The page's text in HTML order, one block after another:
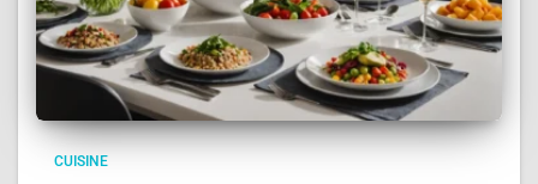
CUISINE